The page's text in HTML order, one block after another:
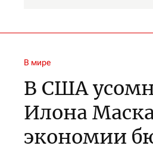
В мире
В США
Илона
экономии